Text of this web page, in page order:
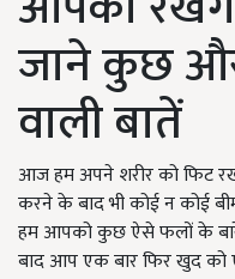
जाने कुछ
वाली बातें
आज हम अपने शरीर को फिट
करने के बाद भी कोई न कोई
हम आपको कुछ ऐसे फलों के
बाद आप एक बार फिर खुद को